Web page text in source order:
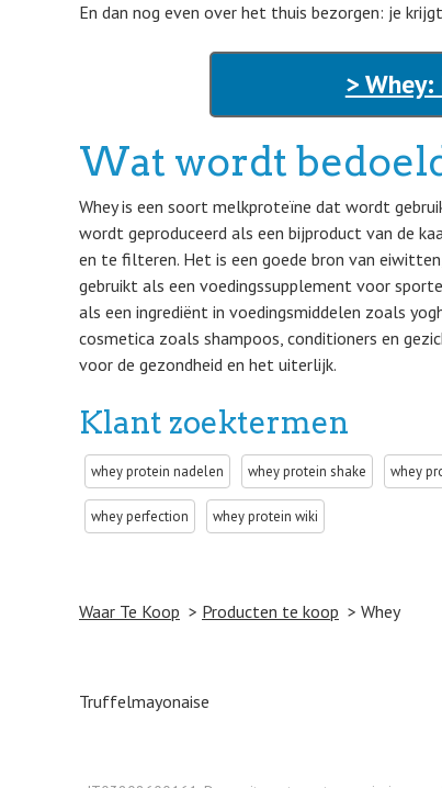
En dan nog even over het thuis bezorgen: je
>
Wat wordt
Whey is een soort melkproteïne dat wordt
wordt geproduceerd als een bijproduct van de
en te filteren. Het is een goede bron van
gebruikt als een voedingssupplement voor
als een ingrediënt in voedingsmiddelen zoals
cosmetica zoals shampoos, conditioners en
voor de gezondheid en het uiterlijk.
Klant zoektermen
whey protein nadelen whey protein shake whey
whey perfection whey protein wiki
Waar Te Koop Producten te koop Whey
Post navigation
Truffelmayonaise